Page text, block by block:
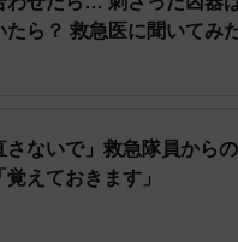
林裕章さんに医療観点
る電気的除細動を行う
うことがあります。ポン
す。そして身体に酸素
ら？ 救急医に聞いてみ
さないで」救急隊員から
覚えておきます」